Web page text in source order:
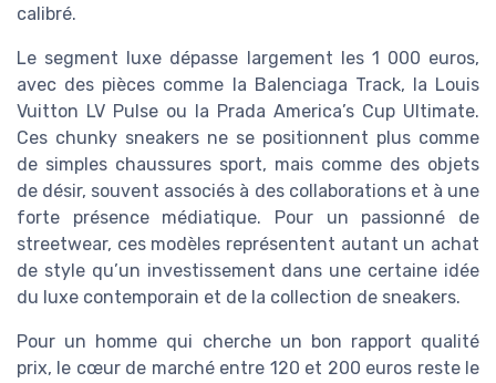
calibré.
Le segment luxe dépasse largement les 1 000 euros,
avec des pièces comme la Balenciaga Track, la Louis
Vuitton LV Pulse ou la Prada America’s Cup Ultimate.
Ces chunky sneakers ne se positionnent plus comme
de simples chaussures sport, mais comme des objets
de désir, souvent associés à des collaborations et à une
forte présence médiatique. Pour un passionné de
streetwear, ces modèles représentent autant un achat
de style qu’un investissement dans une certaine idée
du luxe contemporain et de la collection de sneakers.
Pour un homme qui cherche un bon rapport qualité
prix, le cœur de marché entre 120 et 200 euros reste le